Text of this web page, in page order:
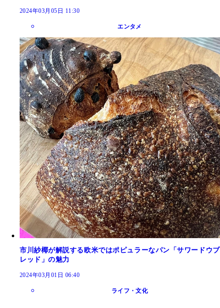
2024年03月05日 11:30
エンタメ
市川紗椰が解説する欧米ではポピュラーなパン「サワードウブ
レッド」の魅力
2024年03月01日 06:40
ライフ・文化